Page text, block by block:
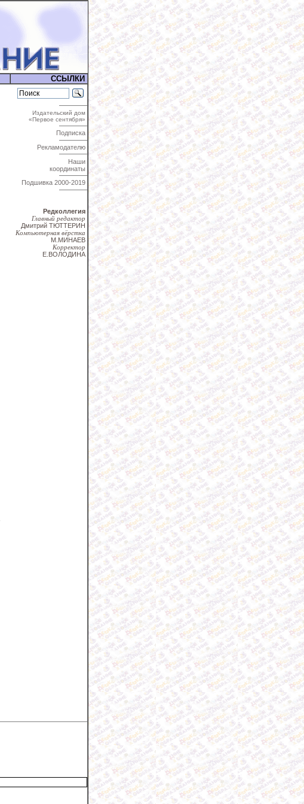
ССЫЛКИ
Издательский дом
«Первое сентября»
Подписка
Рекламодателю
Наши
координаты
Подшивка 2000-2019
Редколлегия
Главный редактор
Дмитрий ТЮТТЕРИН
Компьютерная вёрстка
М.МИНАЕВ
Корректор
Е.ВОЛОДИНА